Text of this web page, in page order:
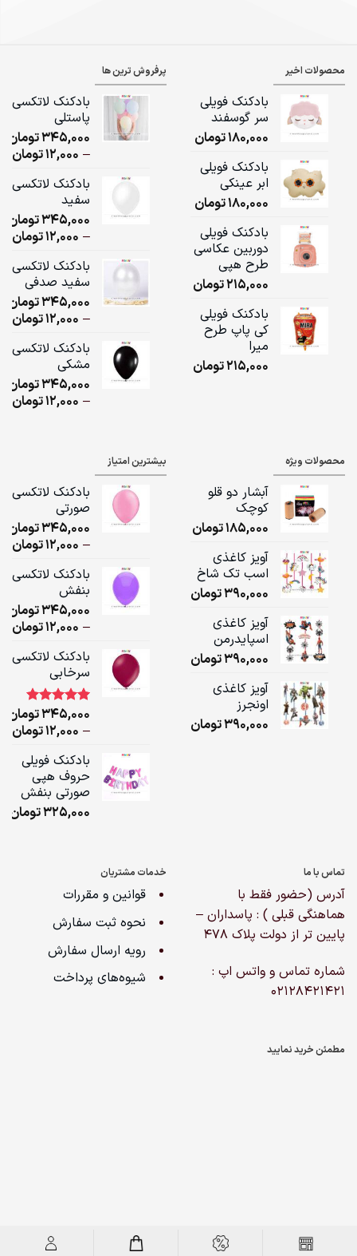
محصولات اخیر
بادکنک فویلی
سر گوسفند
180,000تومان
بادکنک فویلی
ابر عینکی
180,000تومان
بادکنک فویلی
دوربین عکاسی
طرح هپی
215,000تومان
بادکنک فویلی
کی پاپ طرح
میرا
215,000تومان
پرفروش ترین ها
بادکنک لاتکسی
پاستلی
345,000تومان
–
12,000تومان
بادکنک لاتکسی
سفید
345,000تومان
–
12,000تومان
بادکنک لاتکسی
سفید صدفی
345,000تومان
–
12,000تومان
بادکنک لاتکسی
مشکی
345,000تومان
–
12,000تومان
محصولات ویژه
آبشار دو قلو
کوچک
185,000تومان
آویز کاغذی
اسب تک شاخ
390,000تومان
آویز کاغذی
اسپایدرمن
390,000تومان
آویز کاغذی
اونجرز
390,000تومان
بیشترین امتیاز
بادکنک لاتکسی
صورتی
345,000تومان
–
12,000تومان
بادکنک لاتکسی
بنفش
345,000تومان
–
12,000تومان
بادکنک لاتکسی
سرخابی
امتیاز5.00
1
مشتری
345,000تومان
–
12,000تومان
بادکنک فویلی
حروف هپی
صورتی بنفش
325,000تومان
تماس با ما
آدرس (حضور فقط با
هماهنگی قبلی ) : پاسداران –
پایین تر از دولت پلاک ۴۷۸
شماره تماس و واتس اپ :
02128421421
خدمات مشتریان
قوانین و مقررات
نحوه ثبت سفارش
رویه ارسال سفارش
شیوه‌های پرداخت
مطمئن خرید نمایید